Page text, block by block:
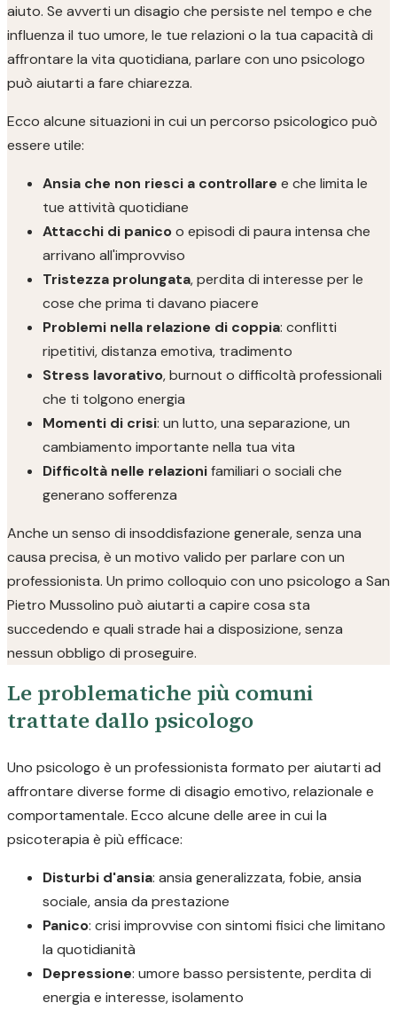
aiuto. Se avverti un disagio che persiste nel tempo e che
influenza il tuo umore, le tue relazioni o la tua capacità di
affrontare la vita quotidiana, parlare con uno psicologo
può aiutarti a fare chiarezza.
Ecco alcune situazioni in cui un percorso psicologico può
essere utile:
Ansia che non riesci a controllare e che limita le
tue attività quotidiane
Attacchi di panicoo episodi di paura intensa che
arrivano all'improvviso
Tristezza prolungata, perdita di interesse per le
cose che prima ti davano piacere
Problemi nella relazione di coppia: conflitti
ripetitivi, distanza emotiva, tradimento
Stress lavorativo, burnout o difficoltà professionali
che ti tolgono energia
Momenti di crisi: un lutto, una separazione, un
cambiamento importante nella tua vita
Difficoltà nelle relazionifamiliari o sociali che
generano sofferenza
Anche un senso di insoddisfazione generale, senza una
causa precisa, è un motivo valido per parlare con un
professionista. Un primo colloquio con uno psicologo a San
Pietro Mussolino può aiutarti a capire cosa sta
succedendo e quali strade hai a disposizione, senza
nessun obbligo di proseguire.
Le problematiche più comuni
trattate dallo psicologo
Uno psicologo è un professionista formato per aiutarti ad
affrontare diverse forme di disagio emotivo, relazionale e
comportamentale. Ecco alcune delle aree in cui la
psicoterapia è più efficace:
Disturbi d'ansia: ansia generalizzata, fobie, ansia
sociale, ansia da prestazione
Panico: crisi improvvise con sintomi fisici che limitano
la quotidianità
Depressione: umore basso persistente, perdita di
energia e interesse, isolamento